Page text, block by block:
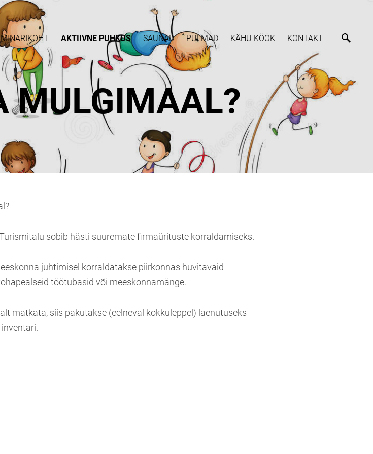
AKTIIVNE PUHKUS SAUNAD PULMAD KÄHU KÖÖK KONTAKT
MULGIMAAL?
sobib hästi suuremate firmaürituste korraldamiseks.
juhtimisel korraldatakse piirkonnas huvitavaid
töötubasid või meeskonnamänge.
matkata, siis pakutakse (eelneval kokkuleppel) laenutuseks